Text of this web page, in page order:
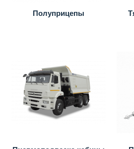
Полуприцепы